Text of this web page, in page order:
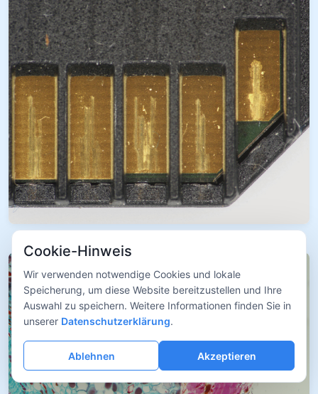
Cookie-Hinweis
Wir verwenden notwendige Cookies und lokale
Speicherung, um diese Website bereitzustellen und Ihre
Auswahl zu speichern. Weitere Informationen finden Sie in
unserer Datenschutzerklärung.
Ablehnen Akzeptieren